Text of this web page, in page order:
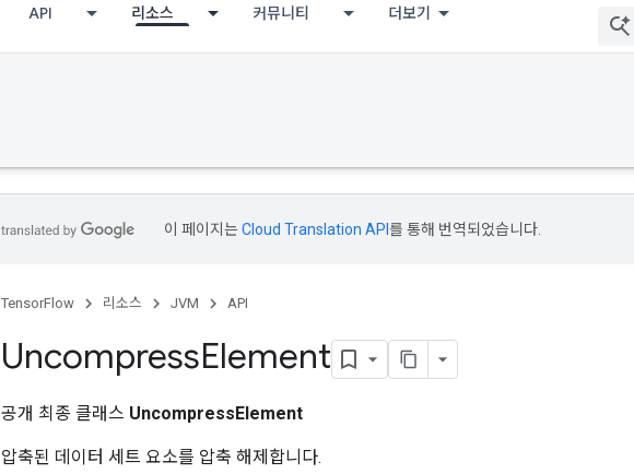
API 리소스 커뮤니티 더보기
이 페이지는Cloud Translation API 를 통해 번역되었습니다.
TensorFlow 리소스 JVM API
UncompressElement
공개 최종 클래스 UncompressElement
압축된 데이터 세트 요소를 압축 해제합니다.